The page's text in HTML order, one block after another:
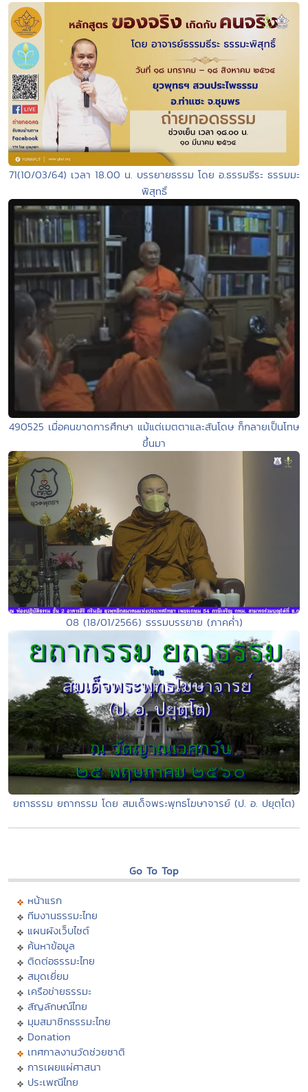
71(10/03/64) เวลา 18.00 น. บรรยายธรรม โดย อ.ธรรมธีระ ธรรมมะ
พิสุทธิ์
490525 เมื่อคนขาดการศึกษา แม้แต่เมตตาและสันโดษ ก็กลายเป็นโทษ
ขึ้นมา
08 (18/01/2566) ธรรมบรรยาย (ภาคค่ำ)
ยถาธรรม ยถากรรม โดย สมเด็จพระพุทธโฆษาจารย์ (ป. อ. ปยุตฺโต)
Go To Top
หน้าแรก
ทีมงานธรรมะไทย
แผนผังเว็บไซต์
ค้นหาข้อมูล
ติดต่อธรรมะไทย
สมุดเยี่ยม
เครือข่ายธรรมะ
สัญลักษณ์ไทย
มุมสมาชิกธรรมะไทย
Donation
เทศกาลงานวัดช่วยชาติ
การเผยแผ่ศาสนา
ประเพณีไทย